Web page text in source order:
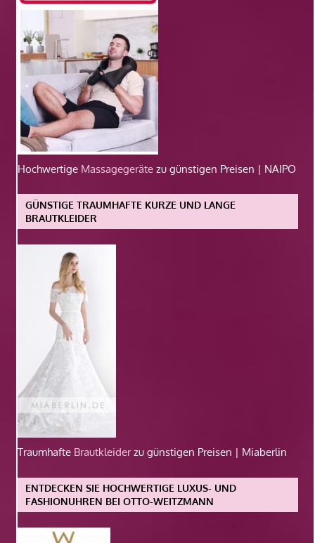
Hochwertige Massagegeräte zu günstigen Preisen | NAIPO
GÜNSTIGE TRAUMHAFTE KURZE UND LANGE
BRAUTKLEIDER
Traumhafte Brautkleiderzu günstigen Preisen | Miaberlin
ENTDECKEN SIE HOCHWERTIGE LUXUS- UND
FASHIONUHREN BEI OTTO-WEITZMANN